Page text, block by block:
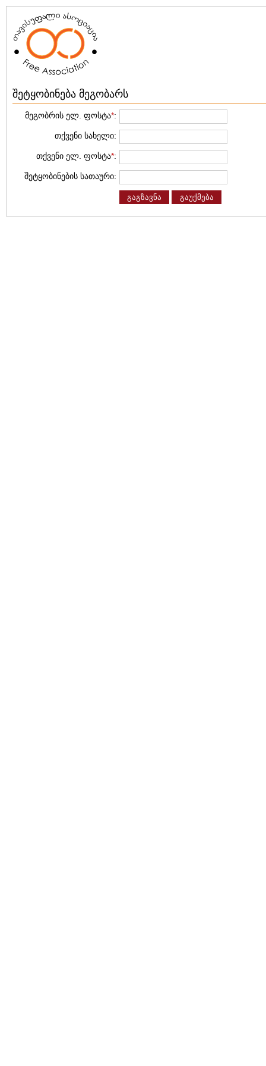
შეტყობინება მეგობარს
მეგობრის ელ. ფოსტა*:
თქვენი სახელი:
თქვენი ელ. ფოსტა*:
შეტყობინების სათაური:
გაგზავნა გაუქმება